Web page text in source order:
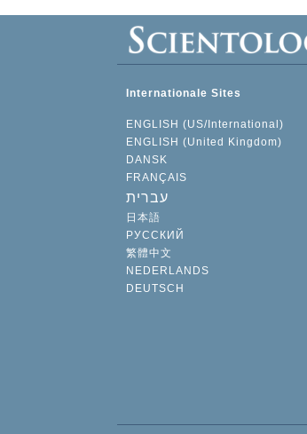
Internationale Sites
ENGLISH (US/International)
ENGLISH (United Kingdom)
DANSK
FRANÇAIS
עברית
日本語
РУССКИЙ
繁體中文
NEDERLANDS
DEUTSCH